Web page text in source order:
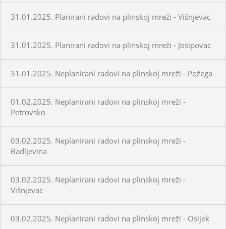
31.01.2025. Planirani radovi na plinskoj mreži - Višnjevac
31.01.2025. Planirani radovi na plinskoj mreži - Josipovac
31.01.2025. Neplanirani radovi na plinskoj mreži - Požega
01.02.2025. Neplanirani radovi na plinskoj mreži -
Petrovsko
03.02.2025. Neplanirani radovi na plinskoj mreži -
Badljevina
03.02.2025. Neplanirani radovi na plinskoj mreži -
Višnjevac
03.02.2025. Neplanirani radovi na plinskoj mreži - Osijek